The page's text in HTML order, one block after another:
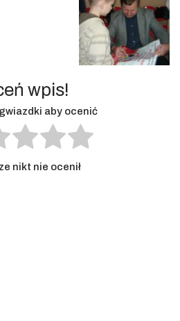
wpis!
aby ocenić
nikt nie ocenił